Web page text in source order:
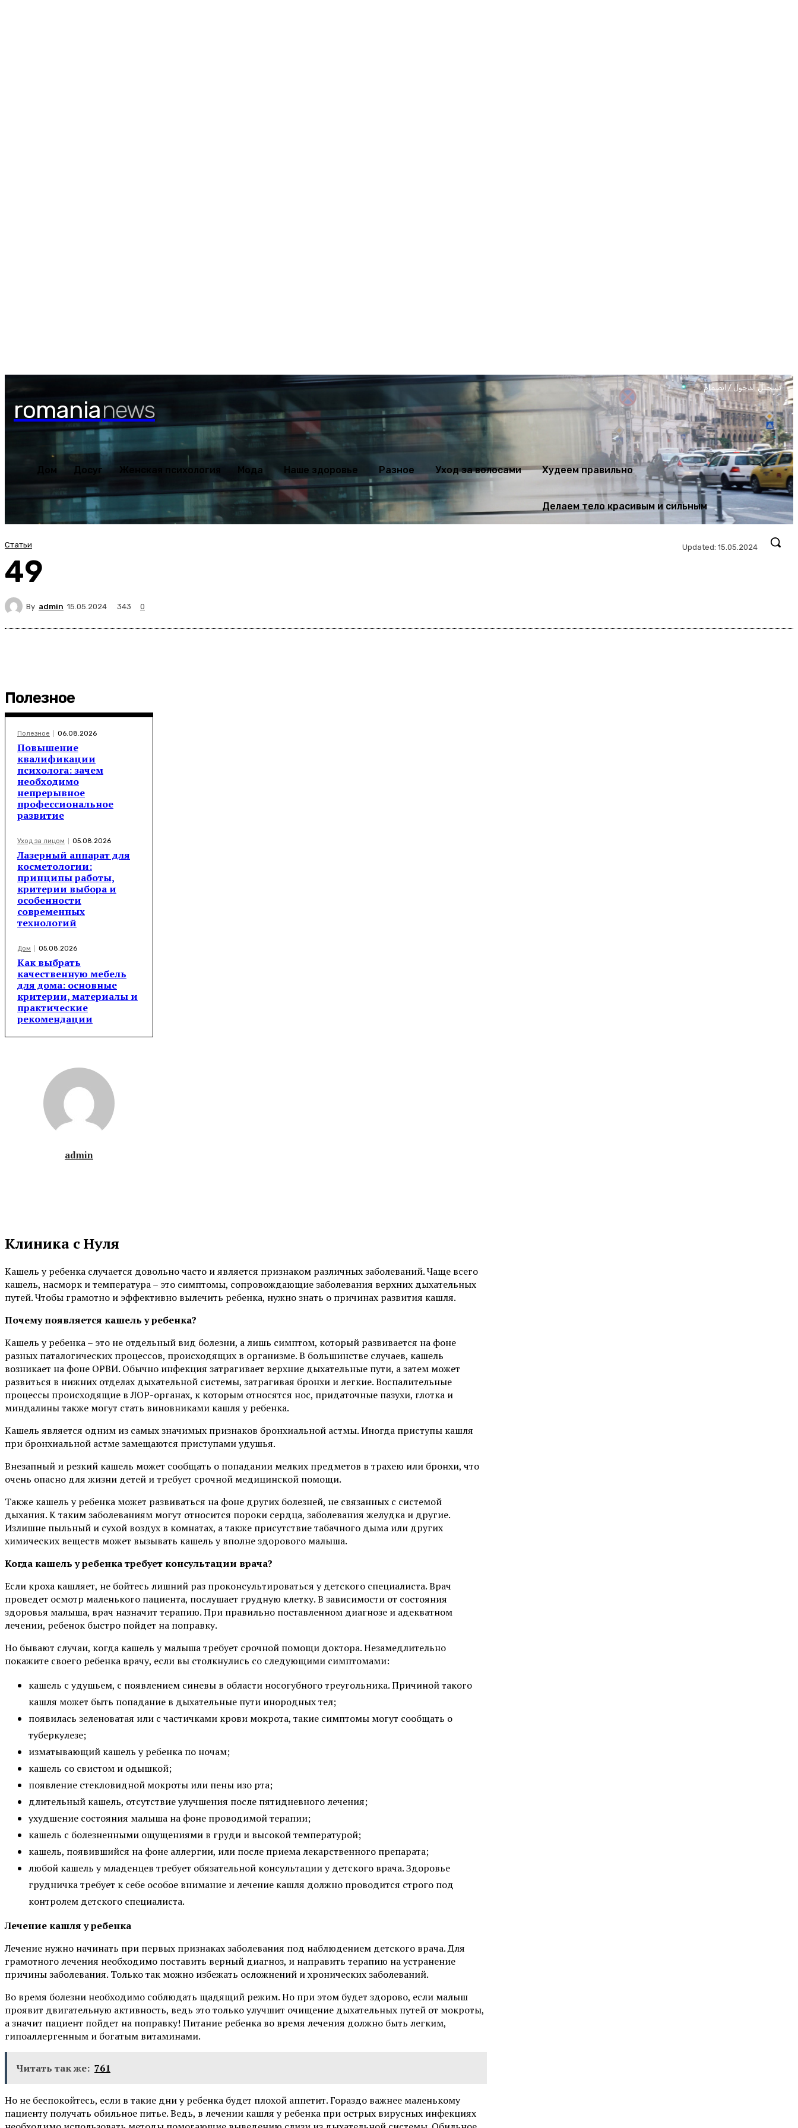
تسجيل الدخول / انضمام
romanianews
Дом Досуг Женская психология Мода Наше здоровье Разное Уход за волосами Худеем правильно
Делаем тело красивым и сильным
Статьи Updated: 15.05.2024
49
By admin 15.05.2024 343 0
Полезное
Полезное 06.08.2026
Повышение
квалификации
психолога: зачем
необходимо
непрерывное
профессиональное
развитие
Уход за лицом 05.08.2026
Лазерный аппарат для
косметологии:
принципы работы,
критерии выбора и
особенности
современных
технологий
Дом 05.08.2026
Как выбрать
качественную мебель
для дома: основные
критерии, материалы и
практические
рекомендации
admin
Клиника с Нуля
Кашель у ребенка случается довольно часто и является признаком различных заболеваний. Чаще всего
кашель, насморк и температура – это симптомы, сопровождающие заболевания верхних дыхательных
путей. Чтобы грамотно и эффективно вылечить ребенка, нужно знать о причинах развития кашля.
Почему появляется кашель у ребенка?
Кашель у ребенка – это не отдельный вид болезни, а лишь симптом, который развивается на фоне
разных паталогических процессов, происходящих в организме. В большинстве случаев, кашель
возникает на фоне ОРВИ. Обычно инфекция затрагивает верхние дыхательные пути, а затем может
развиться в нижних отделах дыхательной системы, затрагивая бронхи и легкие. Воспалительные
процессы происходящие в ЛОР-органах, к которым относятся нос, придаточные пазухи, глотка и
миндалины также могут стать виновниками кашля у ребенка.
Кашель является одним из самых значимых признаков бронхиальной астмы. Иногда приступы кашля
при бронхиальной астме замещаются приступами удушья.
Внезапный и резкий кашель может сообщать о попадании мелких предметов в трахею или бронхи, что
очень опасно для жизни детей и требует срочной медицинской помощи.
Также кашель у ребенка может развиваться на фоне других болезней, не связанных с системой
дыхания. К таким заболеваниям могут относится пороки сердца, заболевания желудка и другие.
Излишне пыльный и сухой воздух в комнатах, а также присутствие табачного дыма или других
химических веществ может вызывать кашель у вполне здорового малыша.
Когда кашель у ребенка требует консультации врача?
Если кроха кашляет, не бойтесь лишний раз проконсультироваться у детского специалиста. Врач
проведет осмотр маленького пациента, послушает грудную клетку. В зависимости от состояния
здоровья малыша, врач назначит терапию. При правильно поставленном диагнозе и адекватном
лечении, ребенок быстро пойдет на поправку.
Но бывают случаи, когда кашель у малыша требует срочной помощи доктора. Незамедлительно
покажите своего ребенка врачу, если вы столкнулись со следующими симптомами:
кашель с удушьем, с появлением синевы в области носогубного треугольника. Причиной такого
кашля может быть попадание в дыхательные пути инородных тел;
появилась зеленоватая или с частичками крови мокрота, такие симптомы могут сообщать о
туберкулезе;
изматывающий кашель у ребенка по ночам;
кашель со свистом и одышкой;
появление стекловидной мокроты или пены изо рта;
длительный кашель, отсутствие улучшения после пятидневного лечения;
ухудшение состояния малыша на фоне проводимой терапии;
кашель с болезненными ощущениями в груди и высокой температурой;
кашель, появившийся на фоне аллергии, или после приема лекарственного препарата;
любой кашель у младенцев требует обязательной консультации у детского врача. Здоровье
грудничка требует к себе особое внимание и лечение кашля должно проводится строго под
контролем детского специалиста.
Лечение кашля у ребенка
Лечение нужно начинать при первых признаках заболевания под наблюдением детского врача. Для
грамотного лечения необходимо поставить верный диагноз, и направить терапию на устранение
причины заболевания. Только так можно избежать осложнений и хронических заболеваний.
Во время болезни необходимо соблюдать щадящий режим. Но при этом будет здорово, если малыш
проявит двигательную активность, ведь это только улучшит очищение дыхательных путей от мокроты,
а значит пациент пойдет на поправку! Питание ребенка во время лечения должно быть легким,
гипоаллергенным и богатым витаминами.
Читать так же: 761
Но не беспокойтесь, если в такие дни у ребенка будет плохой аппетит. Гораздо важнее маленькому
пациенту получать обильное питье. Ведь, в лечении кашля у ребенка при острых вирусных инфекциях